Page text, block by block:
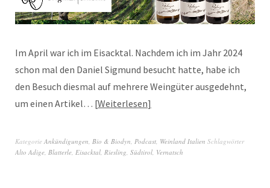
Im April war ich im Eisacktal. Nachdem ich im Jahr 2024
schon mal den Daniel Sigmund besucht hatte, habe ich
den Besuch diesmal auf mehrere Weingüter ausgedehnt,
um einen Artikel… Weiterlesen
Kategorie Ankündigungen Bio & Biodyn Podcast Weinland Italien Schlagwörter
Alto Adige Blatterle Eisacktal Riesling Südtirol Vernatsch